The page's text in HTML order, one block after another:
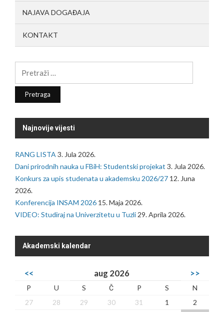
NAJAVA DOGAĐAJA
KONTAKT
Najnovije vijesti
RANG LISTA 3. Jula 2026.
Dani prirodnih nauka u FBiH: Studentski projekat 3. Jula 2026.
Konkurs za upis studenata u akademsku 2026/27 12. Juna
2026.
Konferencija INSAM 2026 15. Maja 2026.
VIDEO: Studiraj na Univerzitetu u Tuzli 29. Aprila 2026.
Akademski kalendar
<< aug 2026 >>
P U S Č P S
N
27
28 29 30 31 1
2